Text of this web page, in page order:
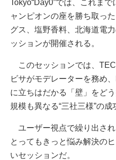
Tokyo“Day0”では、これま
ャンピオンの座を勝ち取っ
グス、塩野香料、北海道電
ッションが開催される。
このセッションでは、
ビサがモデレーターを務め
に立ちはだかる「壁」をど
規模も異なる“三社三様”の成
ユーザー視点で繰り出さ
とってもきっと悩み解決の
いセッションだ。